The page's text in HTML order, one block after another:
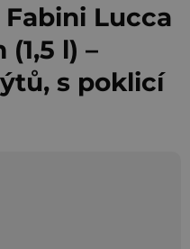
Lucca
l) –
s poklicí